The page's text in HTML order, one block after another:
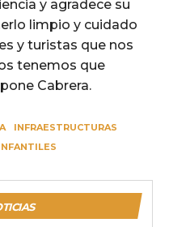
y agradece su
limpio y cuidado
y turistas que nos
tenemos que
Cabrera.
INFRAESTRUCTURAS